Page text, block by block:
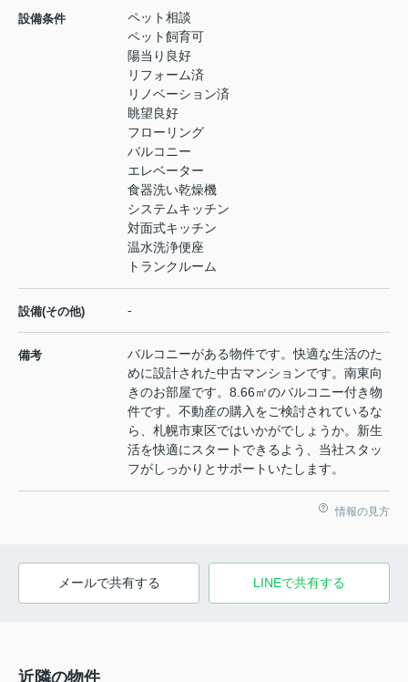
設備条件
ペット相談
ペット飼育可
陽当り良好
リフォーム済
リノベーション済
眺望良好
フローリング
バルコニー
エレベーター
食器洗い乾燥機
システムキッチン
対面式キッチン
温水洗浄便座
トランクルーム
設備(その他) -
備考
バルコニーがある物件です。快適な生活のた
めに設計された中古マンションです。南東向
きのお部屋です。8.66㎡のバルコニー付き物
件です。不動産の購入をご検討されているな
ら、札幌市東区ではいかがでしょうか。新生
活を快適にスタートできるよう、当社スタッ
フがしっかりとサポートいたします。
情報の見方
メールで共有する LINEで共有する
近隣の物件